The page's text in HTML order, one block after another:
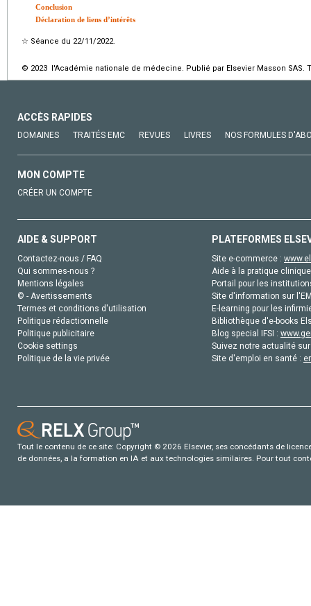
Conclusion
Déclaration de liens d’intérêts
☆ Séance du 22/11/2022.
© 2023 l'Académie nationale de médecine. Publié par Elsevier Masson SAS.
ACCÈS RAPIDES
DOMAINES TRAITÉS EMC REVUES LIVRES NOS FORMULES
MON COMPTE
CRÉER UN COMPTE
AIDE & SUPPORT
Contactez-nous / FAQ
Qui sommes-nous ?
Mentions légales
© - Avertissements
Termes et conditions d'utilisation
Politique rédactionnelle
Politique publicitaire
Cookie settings
Politique de la vie privée
PLATEFORMES
Site e-commerce :
Aide à la pratique
Portail pour les
Site d'information sur
E-learning pour les
Bibliothèque d'e-books
Blog special IFSI :
Suivez notre actualité
Site d'emploi en santé :
Tout le contenu de ce site: Copyright © 2026 Elsevier, ses concédants de
de données, a la formation en IA et aux technologies similaires. Pour tout